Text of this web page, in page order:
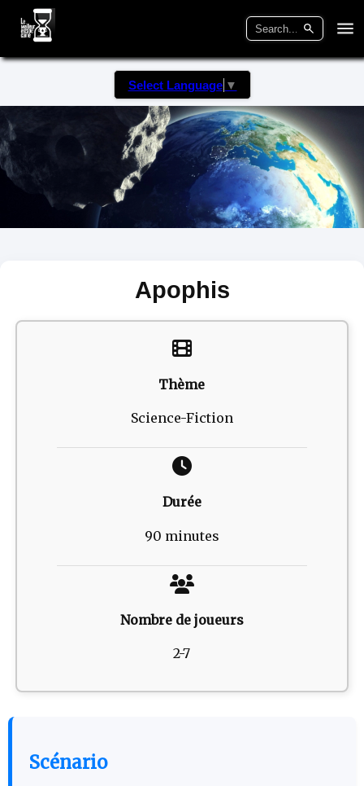
Select Language ▼
Apophis
Thème
Science-Fiction
Durée
90 minutes
Nombre de joueurs
2-7
Scénario